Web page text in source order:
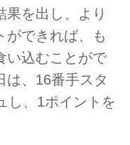
果を出し、より
ができれば、も
い込むことがで
は、16番手スタ
し、1ポイントを